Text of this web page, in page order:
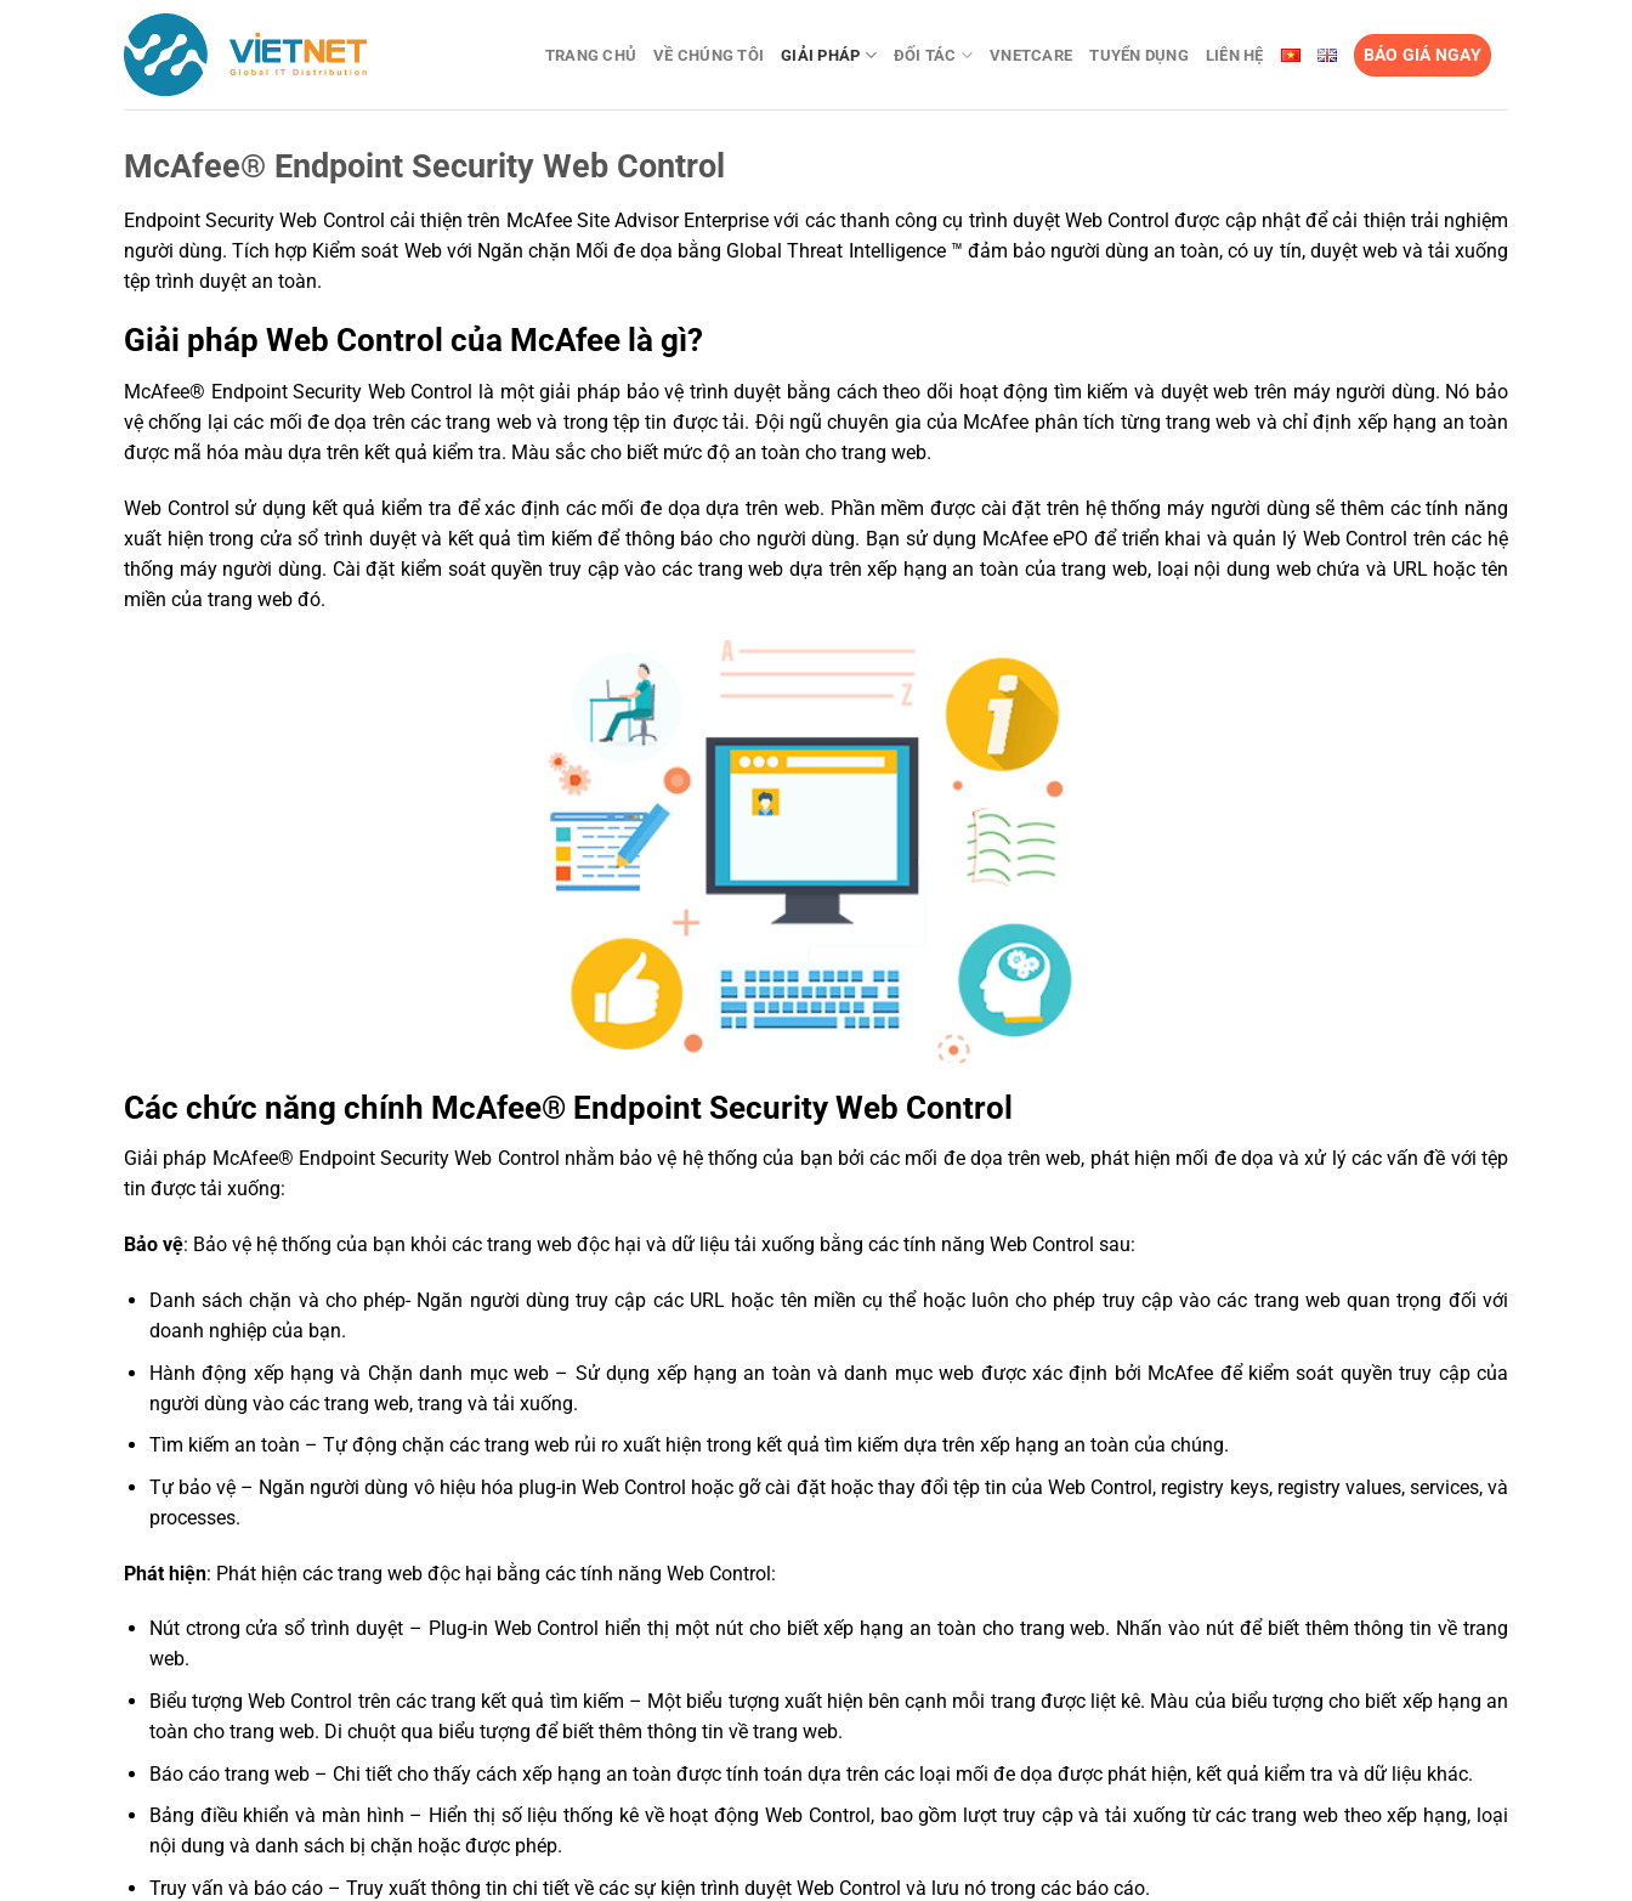
TRANG CHỦ VỀ CHÚNG TÔI GIẢI PHÁP ĐỐI TÁC VNETCARE TUYỂN DỤNG LIÊN HỆ BÁO GIÁ NGAY
McAfee® Endpoint Security Web Control
Endpoint Security Web Control cải thiện trên McAfee Site Advisor Enterprise với các thanh công cụ trình duyệt Web Control được cập nhật để cải thiện trải nghiệm
người dùng. Tích hợp Kiểm soát Web với Ngăn chặn Mối đe dọa bằng Global Threat Intelligence ™ đảm bảo người dùng an toàn, có uy tín, duyệt web và tải xuống
tệp trình duyệt an toàn.
Giải pháp Web Control của McAfee là gì?
McAfee® Endpoint Security Web Control là một giải pháp bảo vệ trình duyệt bằng cách theo dõi hoạt động tìm kiếm và duyệt web trên máy người dùng. Nó bảo
vệ chống lại các mối đe dọa trên các trang web và trong tệp tin được tải. Đội ngũ chuyên gia của McAfee phân tích từng trang web và chỉ định xếp hạng an toàn
được mã hóa màu dựa trên kết quả kiểm tra. Màu sắc cho biết mức độ an toàn cho trang web.
Web Control sử dụng kết quả kiểm tra để xác định các mối đe dọa dựa trên web. Phần mềm được cài đặt trên hệ thống máy người dùng sẽ thêm các tính năng
xuất hiện trong cửa sổ trình duyệt và kết quả tìm kiếm để thông báo cho người dùng. Bạn sử dụng McAfee ePO để triển khai và quản lý Web Control trên các hệ
thống máy người dùng. Cài đặt kiểm soát quyền truy cập vào các trang web dựa trên xếp hạng an toàn của trang web, loại nội dung web chứa và URL hoặc tên
miền của trang web đó.
Các chức năng chính McAfee® Endpoint Security Web Control
Giải pháp McAfee® Endpoint Security Web Control nhằm bảo vệ hệ thống của bạn bởi các mối đe dọa trên web, phát hiện mối đe dọa và xử lý các vấn đề với tệp
tin được tải xuống:
Bảo vệ: Bảo vệ hệ thống của bạn khỏi các trang web độc hại và dữ liệu tải xuống bằng các tính năng Web Control sau:
Danh sách chặn và cho phép- Ngăn người dùng truy cập các URL hoặc tên miền cụ thể hoặc luôn cho phép truy cập vào các trang web quan trọng đối với
doanh nghiệp của bạn.
Hành động xếp hạng và Chặn danh mục web – Sử dụng xếp hạng an toàn và danh mục web được xác định bởi McAfee để kiểm soát quyền truy cập của
người dùng vào các trang web, trang và tải xuống.
Tìm kiếm an toàn – Tự động chặn các trang web rủi ro xuất hiện trong kết quả tìm kiếm dựa trên xếp hạng an toàn của chúng.
Tự bảo vệ – Ngăn người dùng vô hiệu hóa plug-in Web Control hoặc gỡ cài đặt hoặc thay đổi tệp tin của Web Control, registry keys, registry values, services, và
processes.
Phát hiện: Phát hiện các trang web độc hại bằng các tính năng Web Control:
Nút ctrong cửa sổ trình duyệt – Plug-in Web Control hiển thị một nút cho biết xếp hạng an toàn cho trang web. Nhấn vào nút để biết thêm thông tin về trang
web.
Biểu tượng Web Control trên các trang kết quả tìm kiếm – Một biểu tượng xuất hiện bên cạnh mỗi trang được liệt kê. Màu của biểu tượng cho biết xếp hạng an
toàn cho trang web. Di chuột qua biểu tượng để biết thêm thông tin về trang web.
Báo cáo trang web – Chi tiết cho thấy cách xếp hạng an toàn được tính toán dựa trên các loại mối đe dọa được phát hiện, kết quả kiểm tra và dữ liệu khác.
Bảng điều khiển và màn hình – Hiển thị số liệu thống kê về hoạt động Web Control, bao gồm lượt truy cập và tải xuống từ các trang web theo xếp hạng, loại
nội dung và danh sách bị chặn hoặc được phép.
Truy vấn và báo cáo – Truy xuất thông tin chi tiết về các sự kiện trình duyệt Web Control và lưu nó trong các báo cáo.